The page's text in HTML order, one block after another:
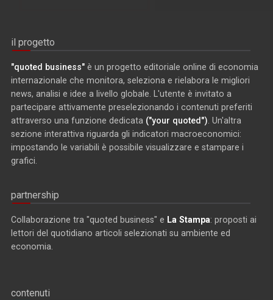
il progetto
"quoted business" è un progetto editoriale online di economia
internazionale che monitora, seleziona e rielabora le migliori
news, analisi e idee a livello globale. L'utente è invitato a
partecipare attivamente preselezionando i contenuti preferiti
attraverso una funzione dedicata ("your quoted"). Un'altra
sezione interattiva riguarda gli indicatori macroeconomici:
impostando le variabili è possibile visualizzare e stampare i
grafici.
partnership
Collaborazione tra "quoted business" e La Stampa: proposti ai
lettori del quotidiano articoli selezionati su ambiente ed
economia.
contenuti